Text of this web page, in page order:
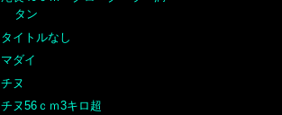
タン
タイトルなし
マダイ
チヌ
チヌ56ｃｍ3キロ超